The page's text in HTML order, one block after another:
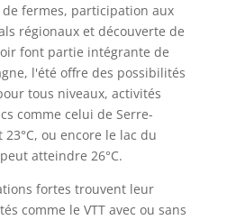
fermes, participation aux
régionaux et découverte de
font partie intégrante de
l'été offre des possibilités
tous niveaux, activités
comme celui de Serre-
ou encore le lac du
atteindre 26°C.
fortes trouvent leur
comme le VTT avec ou sans